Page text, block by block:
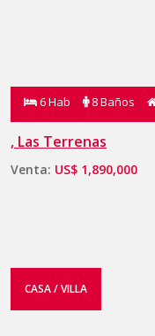
6 Hab 8 Baños
, Las Terrenas
Venta: US$ 1,890,000
CASA / VILLA